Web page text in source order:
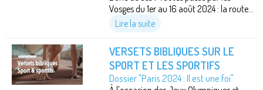
Vosges du 1er au 16 août 2024 : la route...
Lire la suite
VERSETS BIBLIQUES SUR LE
SPORT ET LES SPORTIFS
Dossier "Paris 2024 : Il est une foi"